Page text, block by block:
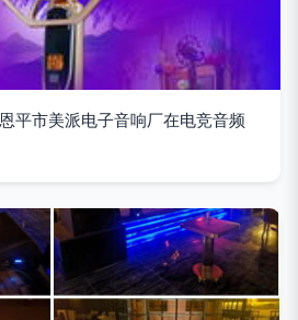
平市美派电子音响厂在电竞音频